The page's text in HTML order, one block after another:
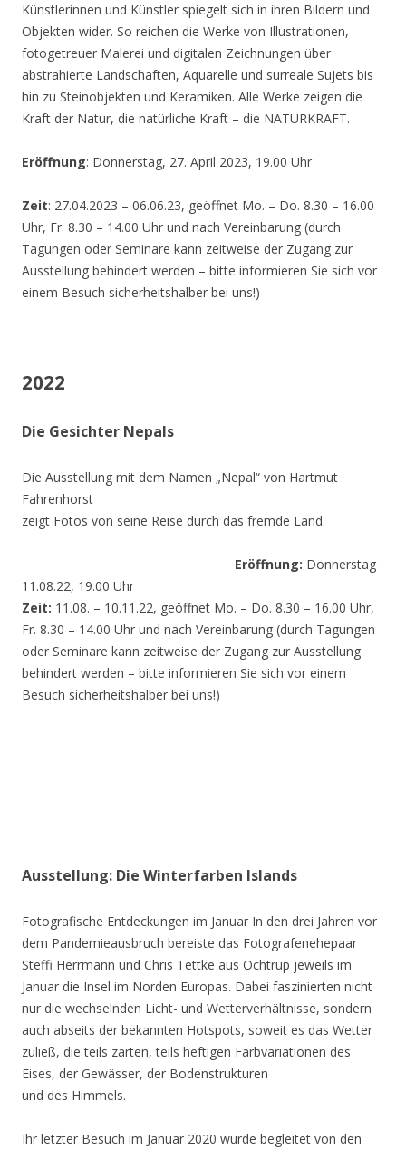
Künstlerinnen und Künstler spiegelt sich in ihren Bildern und
Objekten wider. So reichen die Werke von Illustrationen,
fotogetreuer Malerei und digitalen Zeichnungen über
abstrahierte Landschaften, Aquarelle und surreale Sujets bis
hin zu Steinobjekten und Keramiken. Alle Werke zeigen die
Kraft der Natur, die natürliche Kraft – die NATURKRAFT.
Eröffnung: Donnerstag, 27. April 2023, 19.00 Uhr
Zeit: 27.04.2023 – 06.06.23, geöffnet Mo. – Do. 8.30 – 16.00
Uhr, Fr. 8.30 – 14.00 Uhr und nach Vereinbarung (durch
Tagungen oder Seminare kann zeitweise der Zugang zur
Ausstellung behindert werden – bitte informieren Sie sich vor
einem Besuch sicherheitshalber bei uns!)
2022
Die Gesichter Nepals
Die Ausstellung mit dem Namen „Nepal“ von Hartmut
Fahrenhorst
zeigt Fotos von seine Reise durch das fremde Land.
Eröffnung: Donnerstag
11.08.22, 19.00 Uhr
Zeit: 11.08. – 10.11.22, geöffnet Mo. – Do. 8.30 – 16.00 Uhr,
Fr. 8.30 – 14.00 Uhr und nach Vereinbarung (durch Tagungen
oder Seminare kann zeitweise der Zugang zur Ausstellung
behindert werden – bitte informieren Sie sich vor einem
Besuch sicherheitshalber bei uns!)
Ausstellung: Die Winterfarben Islands
Fotografische Entdeckungen im Januar In den drei Jahren vor
dem Pandemieausbruch bereiste das Fotografenehepaar
Steffi Herrmann und Chris Tettke aus Ochtrup jeweils im
Januar die Insel im Norden Europas. Dabei faszinierten nicht
nur die wechselnden Licht- und Wetterverhältnisse, sondern
auch abseits der bekannten Hotspots, soweit es das Wetter
zuließ, die teils zarten, teils heftigen Farbvariationen des
Eises, der Gewässer, der Bodenstrukturen
und des Himmels.
Ihr letzter Besuch im Januar 2020 wurde begleitet von den